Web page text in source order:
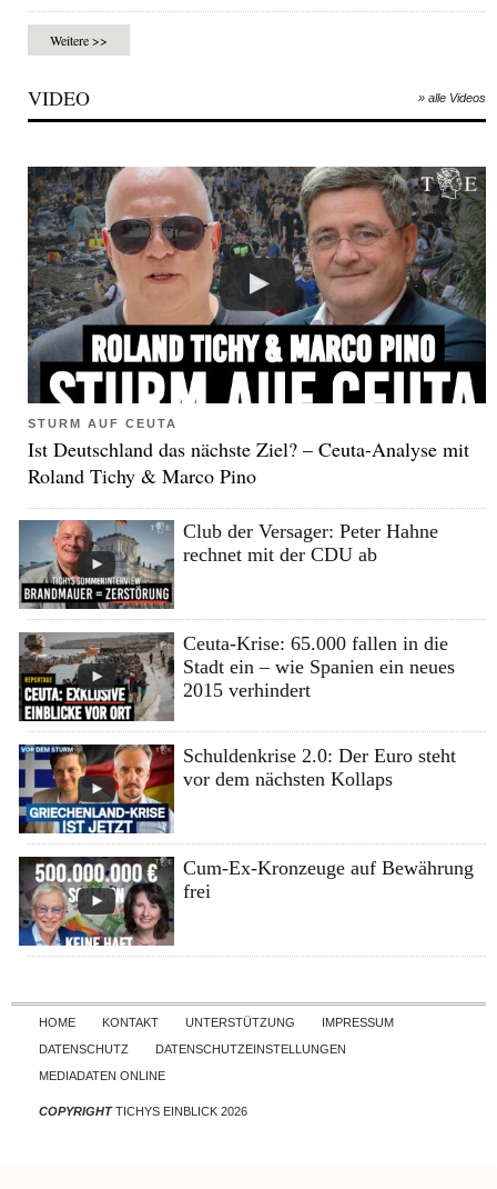
Weitere >>
VIDEO » alle Videos
STURM AUF CEUTA
Ist Deutschland das nächste Ziel? – Ceuta-Analyse mit
Roland Tichy & Marco Pino
Club der Versager: Peter Hahne
rechnet mit der CDU ab
Ceuta-Krise: 65.000 fallen in die
Stadt ein – wie Spanien ein neues
2015 verhindert
Schuldenkrise 2.0: Der Euro steht
vor dem nächsten Kollaps
Cum-Ex-Kronzeuge auf Bewährung
frei
Skip to content
HOME KONTAKT UNTERSTÜTZUNG
IMPRESSUM
DATENSCHUTZ
DATENSCHUTZEINSTELLUNGEN
MEDIADATEN ONLINE
COPYRIGHTTICHYS EINBLICK 2026